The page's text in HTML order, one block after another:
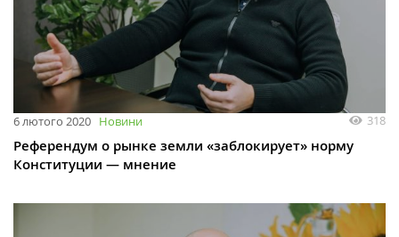
6 лютого 2020 Новини 318
Референдум о рынке земли «заблокирует» норму
Конституции — мнение